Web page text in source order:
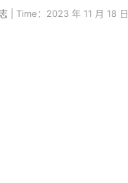
| Time：2023 年 11 月 18 日